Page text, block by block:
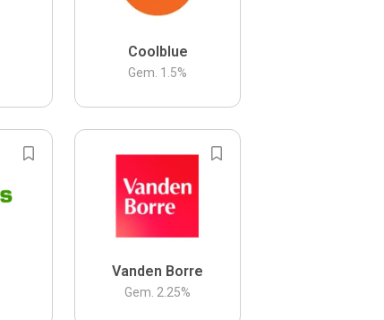
Coolblue
Gem. 1.5%
Vanden Borre
Gem. 2.25%